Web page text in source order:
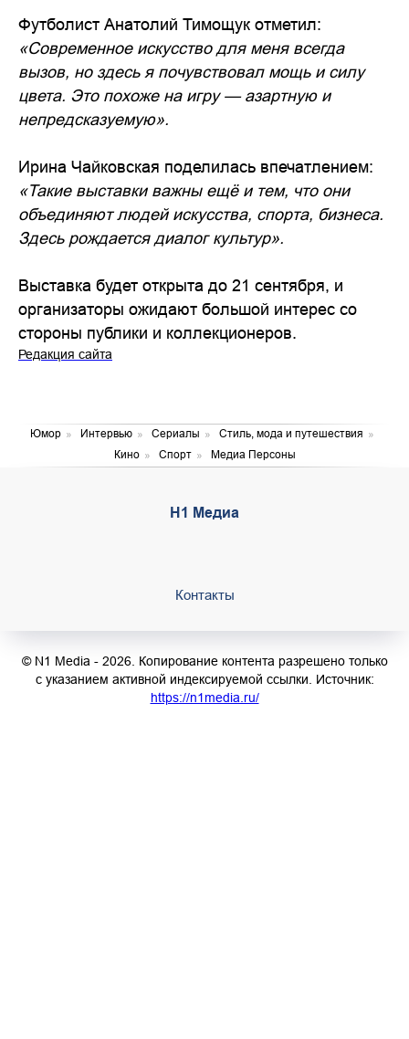
Футболист Анатолий Тимощук отметил:
«Современное искусство для меня всегда
вызов, но здесь я почувствовал мощь и силу
цвета. Это похоже на игру — азартную и
непредсказуемую».
Ирина Чайковская поделилась впечатлением:
«Такие выставки важны ещё и тем, что они
объединяют людей искусства, спорта, бизнеса.
Здесь рождается диалог культур».
Выставка будет открыта до 21 сентября, и
организаторы ожидают большой интерес со
стороны публики и коллекционеров.
Редакция сайта
Юмор » Интервью » Сериалы » Стиль, мода и путешествия »
Кино » Спорт » Медиа Персоны
Н1 Медиа
Контакты
© N1 Media - 2026. Копирование контента разрешено только
с указанием активной индексируемой ссылки. Источник:
https://n1media.ru/